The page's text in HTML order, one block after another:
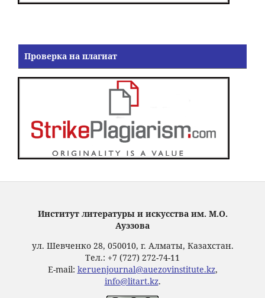
Проверка на плагиат
Институт литературы и искусства им. М.О.
Ауэзова
ул. Шевченко 28, 050010, г. Алматы, Казахстан.
Тел.: +7 (727) 272-74-11
E-mail: keruenjournal@auezovinstitute.kz,
info@litart.kz.